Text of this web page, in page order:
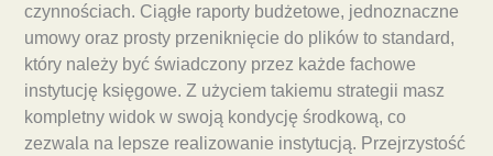
czynnościach. Ciągłe raporty budżetowe, jednoznaczne
umowy oraz prosty przeniknięcie do plików to standard,
który należy być świadczony przez każde fachowe
instytucję księgowe. Z użyciem takiemu strategii masz
kompletny widok w swoją kondycję środkową, co
zezwala na lepsze realizowanie instytucją. Przejrzystość